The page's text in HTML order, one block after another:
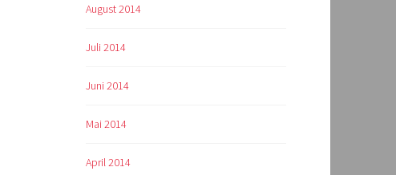
August 2014
Juli 2014
Juni 2014
Mai 2014
April 2014